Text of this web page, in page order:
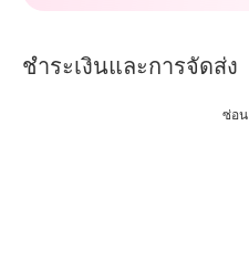
ชำระเงินและการจัดส่ง
ซ่อน